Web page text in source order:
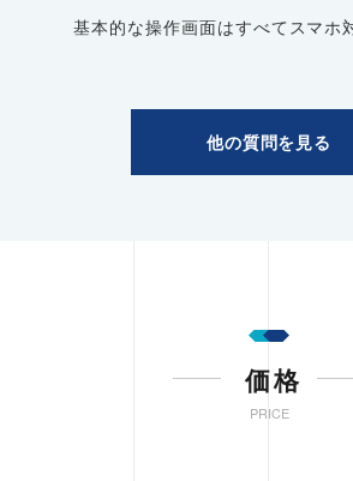
基本的な操作画面はすべてスマホ
他の質問を見る
価格
PRICE